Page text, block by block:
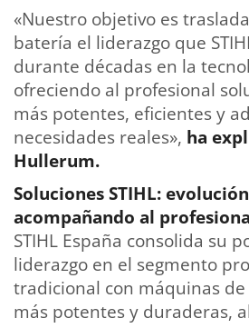
«Nuestro objetivo es
batería el liderazgo que
durante décadas en la
ofreciendo al profesional
más potentes, eficientes y
necesidades reales», ha
Hullerum.
Soluciones STIHL:
acompañando al
STIHL España consolida su
liderazgo en el segmento
tradicional con máquinas de
más potentes y duraderas,